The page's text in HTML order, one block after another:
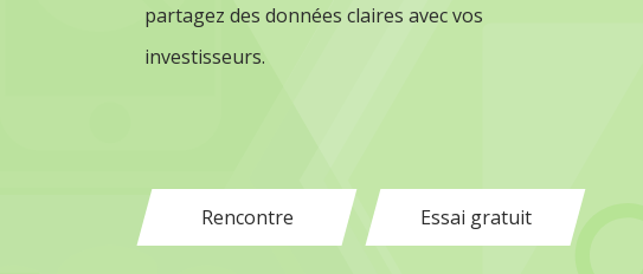
partagez des données claires avec vos
investisseurs.
Rencontre Essai gratuit